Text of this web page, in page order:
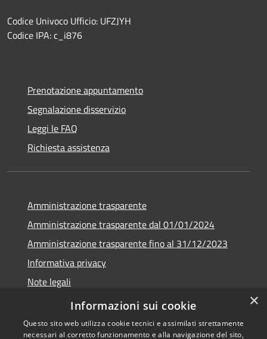
Codice Univoco Ufficio: UFZJYH
Codice IPA: c_i876
Prenotazione appuntamento
Segnalazione disservizio
Leggi le FAQ
Richiesta assistenza
Amministrazione trasparente
Amministrazione trasparente dal 01/01/2024
Amministrazione trasparente fino al 31/12/2023
Informativa privacy
Note legali
Dichiarazione di accessibilità
×
Informazioni sui cookie
Questo sito web utilizza cookie tecnici e assimilati strettamente
necessari al corretto funzionamento e alla navigazione del sito,